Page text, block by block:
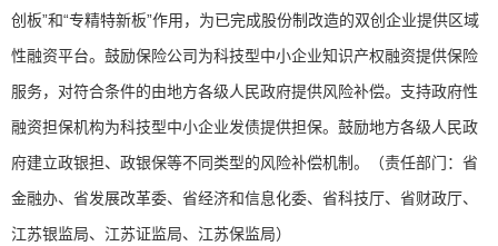
创板”和“专精特新板”作用，为已完成股份制改造的双创企业提供区域
性融资平台。鼓励保险公司为科技型中小企业知识产权融资提供保险
服务，对符合条件的由地方各级人民政府提供风险补偿。支持政府性
融资担保机构为科技型中小企业发债提供担保。鼓励地方各级人民政
府建立政银担、政银保等不同类型的风险补偿机制。（责任部门：省
金融办、省发展改革委、省经济和信息化委、省科技厅、省财政厅、
江苏银监局、江苏证监局、江苏保监局）